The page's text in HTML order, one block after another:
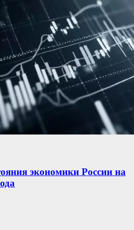
экономики России на